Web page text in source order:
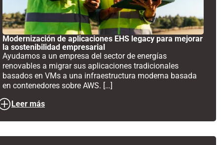
Modernización de aplicaciones EHS legacy para mejorar
la sostenibilidad empresarial
Ayudamos a un empresa del sector de energías
renovables a migrar sus aplicaciones tradicionales
basados en VMs a una infraestructura moderna basada
en contenedores sobre AWS. […]
Leer más